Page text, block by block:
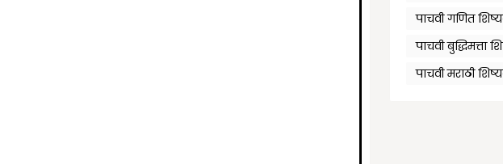
पाचवी गणित
पाचवी बुद्धिमत्ता
पाचवी मराठी